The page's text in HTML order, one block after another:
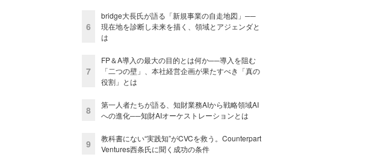
6
bridge大長氏が語る「新規事業の自走地図」──
現在地を診断し未来を描く、領域とアジェンダと
は
7
FP＆A導入の最大の目的とは何か──導入を阻む
「二つの壁」、本社経営企画が果たすべき「真の
役割」とは
8
第一人者たちが語る、知財業務AIから戦略領域AI
への進化──知財AIオーケストレーションとは
9
教科書にない“実践知”がCVCを救う。Counterpart
Ventures西条氏に聞く成功の条件